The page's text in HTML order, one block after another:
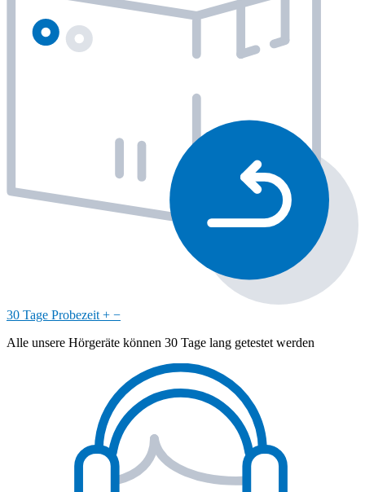
30 Tage Probezeit + −
Alle unsere Hörgeräte können 30 Tage lang getestet werden